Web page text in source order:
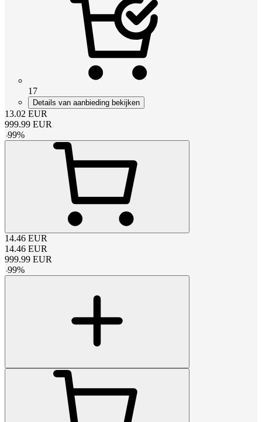
17
Details van aanbieding bekijken
13.02 EUR
999.99 EUR
-99%
14.46 EUR
14.46 EUR
999.99 EUR
-99%